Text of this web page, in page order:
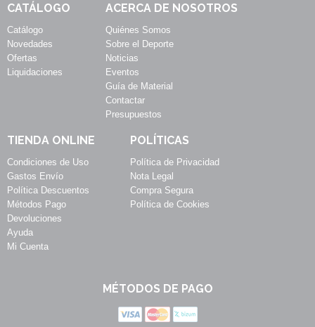
CATÁLOGO
Catálogo
Novedades
Ofertas
Liquidaciones
ACERCA DE NOSOTROS
Quiénes Somos
Sobre el Deporte
Noticias
Eventos
Guía de Material
Contactar
Presupuestos
TIENDA ONLINE
Condiciones de Uso
Gastos Envío
Política Descuentos
Métodos Pago
Devoluciones
Ayuda
Mi Cuenta
POLÍTICAS
Política de Privacidad
Nota Legal
Compra Segura
Política de Cookies
MÉTODOS DE PAGO